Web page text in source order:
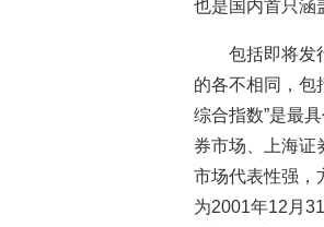
也是国内首只涵
包括即将发
的各不相同，包
综合指数”是最
券市场、上海证
市场代表性强，
为2001年12月